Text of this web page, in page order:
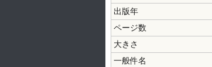
出版年
ページ数
大きさ
一般件名